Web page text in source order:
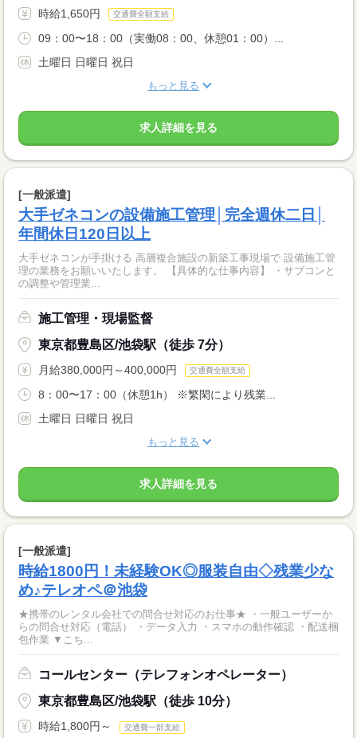
時給1,650円 交通費全額支給
09：00〜18：00（実働08：00、休憩01：00）...
土曜日 日曜日 祝日
もっと見る
求人詳細を見る
[一般派遣]
大手ゼネコンの設備施工管理│完全週休二日│
年間休日120日以上
大手ゼネコンが手掛ける 高層複合施設の新築工事現場で 設備施工管
理の業務をお願いいたします。 【具体的な仕事内容】 ・サブコンと
の調整や管理業...
施工管理・現場監督
東京都豊島区/池袋駅（徒歩 7分）
月給380,000円～400,000円 交通費全額支給
8：00〜17：00（休憩1h） ※繁閑により残業...
土曜日 日曜日 祝日
もっと見る
求人詳細を見る
[一般派遣]
時給1800円！未経験OK◎服装自由◇残業少な
め♪テレオペ＠池袋
★携帯のレンタル会社での問合せ対応のお仕事★ ・一般ユーザーか
らの問合せ対応（電話） ・データ入力 ・スマホの動作確認 ・配送梱
包作業 ▼こち...
コールセンター（テレフォンオペレーター）
東京都豊島区/池袋駅（徒歩 10分）
時給1,800円～ 交通費一部支給